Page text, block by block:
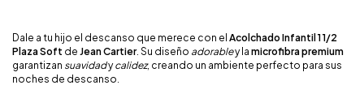
Dale a tu hijo el descanso que merece con el Acolchado Infantil 1 1/2
Plaza Soft de Jean Cartier. Su diseño adorabley la microfibra premium
garantizan suavidadycalidez, creando un ambiente perfecto para sus
noches de descanso.